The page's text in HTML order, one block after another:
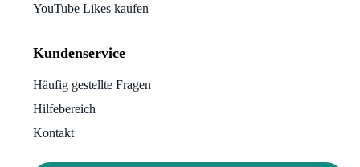
YouTube Likes kaufen
Kundenservice
Häufig gestellte Fragen
Hilfebereich
Kontakt